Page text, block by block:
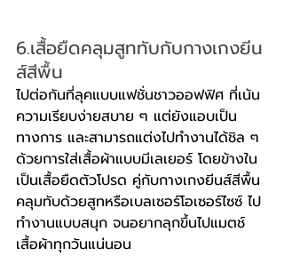
6.เสื้อยืดคลุมสูททับกับกางเกงยีน
ส์สีพื้น
ไปต่อกันที่ลุคแบบแฟชั่นชาวออฟฟิศ ที่เน้น
ความเรียบง่ายสบาย ๆ แต่ยังแอบเป็น
ทางการ และสามารถแต่งไปทำงานได้ชิล ๆ
ด้วยการใส่เสื้อผ้าแบบมีเลเยอร์ โดยข้างใน
เป็นเสื้อยืดตัวโปรด คู่กับกางเกงยีนส์สีพื้น
คลุมทับด้วยสูทหรือเบลเซอร์โอเซอร์ไซซ์ ไป
ทำงานแบบสนุก จนอยากลุกขึ้นไปแมตช์
เสื้อผ้าทุกวันแน่นอน